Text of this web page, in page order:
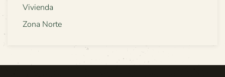
Vivienda
Zona Norte